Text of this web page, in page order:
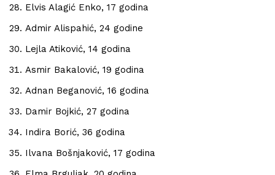
Elvis Alagić Enko, 17 godina
Admir Alispahić, 24 godine
Lejla Atiković, 14 godina
Asmir Bakalović, 19 godina
Adnan Beganović, 16 godina
Damir Bojkić, 27 godina
Indira Borić, 36 godina
Ilvana Bošnjaković, 17 godina